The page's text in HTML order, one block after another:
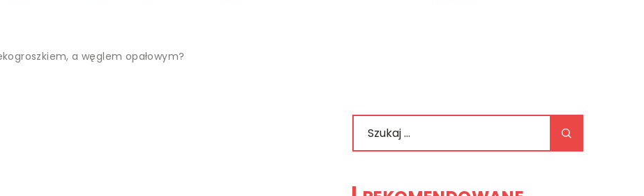
a węglem opałowym?